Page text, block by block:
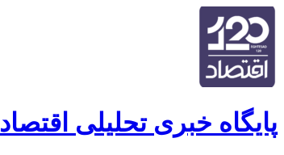
پایگاه خبری تحلیلی اقتصاد ۱۲۰